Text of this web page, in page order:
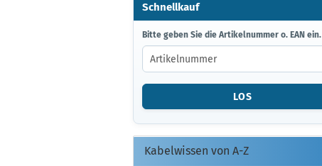
Schnellkauf
BITTE
GEBEN
SIE
DIE
ARTIKELNUMMER
EAN
EIN.
Bitte geben Sie die Artikelnummer o. EAN ein.
LOS
Kabelwissen von A-Z